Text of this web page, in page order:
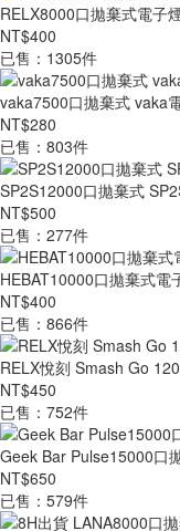
RELX8000口拋棄式電子
NT$400
已售：1305件
vaka7500口拋棄式 vaka
NT$280
已售：803件
SP2S12000口拋棄式
NT$500
已售：277件
HEBAT10000口拋棄式電
NT$400
已售：866件
RELX悅刻 Smash Go
NT$450
已售：752件
Geek Bar Pulse15000口
NT$650
已售：579件